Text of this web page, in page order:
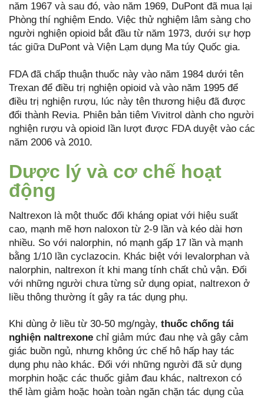
năm 1967 và sau đó, vào năm 1969, DuPont đã mua lại
Phòng thí nghiệm Endo. Việc thử nghiệm lâm sàng cho
người nghiện opioid bắt đầu từ năm 1973, dưới sự hợp
tác giữa DuPont và Viện Lạm dụng Ma túy Quốc gia.
FDA đã chấp thuận thuốc này vào năm 1984 dưới tên
Trexan để điều trị nghiện opioid và vào năm 1995 để
điều trị nghiện rượu, lúc này tên thương hiệu đã được
đổi thành Revia. Phiên bản tiêm Vivitrol dành cho người
nghiện rượu và opioid lần lượt được FDA duyệt vào các
năm 2006 và 2010.
Dược lý và cơ chế hoạt
động
Naltrexon là một thuốc đối kháng opiat với hiệu suất
cao, mạnh mẽ hơn naloxon từ 2-9 lần và kéo dài hơn
nhiều. So với nalorphin, nó mạnh gấp 17 lần và mạnh
bằng 1/10 lần cyclazocin. Khác biệt với levalorphan và
nalorphin, naltrexon ít khi mang tính chất chủ vận. Đối
với những người chưa từng sử dụng opiat, naltrexon ở
liều thông thường ít gây ra tác dụng phụ.
Khi dùng ở liều từ 30-50 mg/ngày, thuốc chống tái
nghiện naltrexone chỉ giảm mức đau nhẹ và gây cảm
giác buồn ngủ, nhưng không ức chế hô hấp hay tác
dụng phụ nào khác. Đối với những người đã sử dụng
morphin hoặc các thuốc giảm đau khác, naltrexon có
thể làm giảm hoặc hoàn toàn ngăn chặn tác dụng của